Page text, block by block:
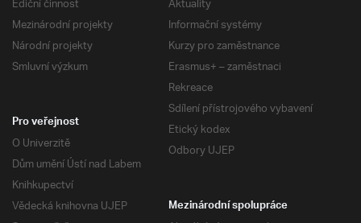
Mezinárodní projekty
Národní projekty
Smluvní výzkum
Informační systémy
Kurzy pro zaměstnance
Erasmus+ – zaměstnaci
Rekreace
Sdílení přístrojového vybavení
Etický kodex
Odbory UJEP
Pro veřejnost
O Univerzitě
Dům umění Ústí nad Labem
Knihkupectví
Vědecká knihovna UJEP
Mezinárodní spolupráce